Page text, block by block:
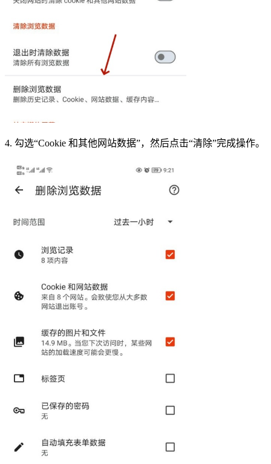
4. 勾选“Cookie 和其他网站数据”，然后点击“清除”完成操作。